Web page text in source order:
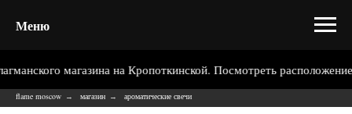
Меню
магазина на Кропоткинской. Посмотреть расположение >>
flame moscow → магазин → ароматические свечи